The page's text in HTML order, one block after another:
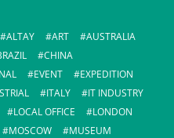
ALTAY ART
AUSTRALIA
CHINA
EVENT
EXPEDITION
ITALY
IT INDUSTRY
LOCAL OFFICE
LONDON
MOSCOW
MUSEUM